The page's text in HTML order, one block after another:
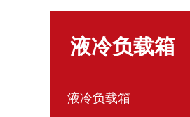
液冷负载箱
液冷负载箱